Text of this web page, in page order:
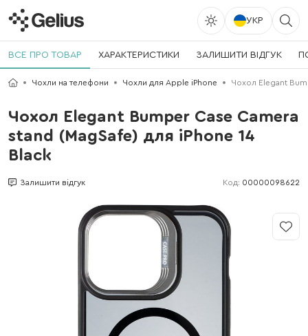
УКР
ВСЕ ПРО ТОВАР ХАРАКТЕРИСТИКИ ЗАЛИШИТИ ВІДГУК
Чохли на телефони Чохли для Apple iPhone Чохол Elegant
Чохол Elegant Bumper Case Camera
stand (MagSafe) для iPhone 14
Black
Залишити відгук Код: 00000098622